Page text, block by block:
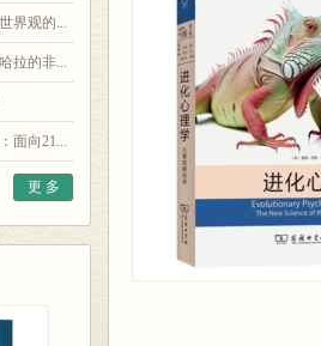
界观的...
拉的非...
面向21...
更 多